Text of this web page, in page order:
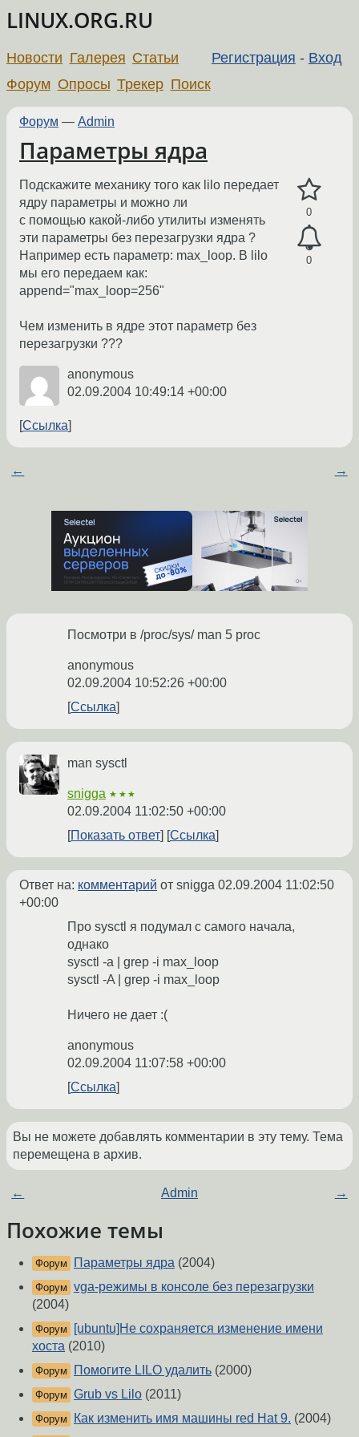
LINUX.ORG.RU
Регистрация - Вход
Новости Галерея Статьи
Форум Опросы Трекер Поиск
Форум — Admin
Параметры ядра
0
0
Подскажите механику того как lilo передает
ядру параметры и можно ли
с помощью какой-либо утилиты изменять
эти параметры без перезагрузки ядра ?
Например есть параметр: max_loop. В lilo
мы его передаем как:
append="max_loop=256"
Чем изменить в ядре этот параметр без
перезагрузки ???
anonymous
02.09.2004 10:49:14 +00:00
Ссылка
← →
Посмотри в /proc/sys/ man 5 proc
anonymous
02.09.2004 10:52:26 +00:00
Ссылка
man sysctl
snigga ★★★
02.09.2004 11:02:50 +00:00
Показать ответ
Ссылка
Ответ на: комментарий от snigga 02.09.2004 11:02:50
+00:00
Про sysctl я подумал с самого начала,
однако
sysctl -a | grep -i max_loop
sysctl -A | grep -i max_loop
Ничего не дает :(
anonymous
02.09.2004 11:07:58 +00:00
Ссылка
Вы не можете добавлять комментарии в эту тему. Тема
перемещена в архив.
← Admin →
Похожие темы
Форум Параметры ядра (2004)
Форум vga-режимы в консоле без перезагрузки
(2004)
Форум
[ubuntu]Не сохраняется изменение имени
хоста (2010)
Форум Помогите LILO удалить (2000)
Форум Grub vs Lilo (2011)
Форум Как изменить имя машины red Hat 9. (2004)